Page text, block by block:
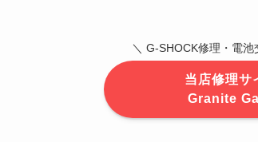
＼ G-SHOCK修理・電池
当店修理サ
Granite